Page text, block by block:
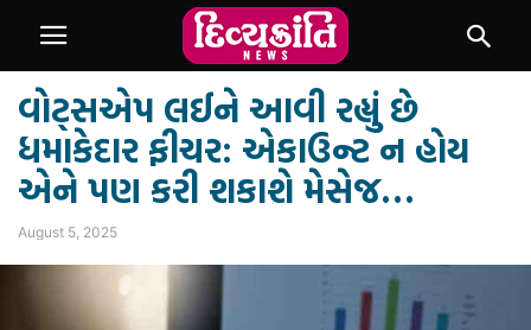
વોટ્સએપ લઈને આવી રહ્યું છે
ધમાકેદાર ફીચર: એકાઉન્ટ ન હોય
એને પણ કરી શકાશે મેસેજ…
August 5, 2025